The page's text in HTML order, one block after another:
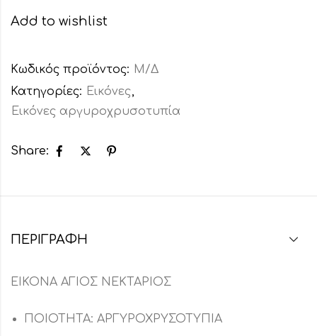
Add to wishlist
Κωδικός προϊόντος: Μ/Δ
Κατηγορίες: Εικόνες,
Εικόνες αργυροχρυσοτυπία
Share:
ΠΕΡΙΓΡΑΦΉ
ΕΙΚΟΝΑ ΑΓΙΟΣ ΝΕΚΤΑΡΙΟΣ
ΠΟΙΟΤΗΤΑ: ΑΡΓΥΡΟΧΡΥΣΟΤΥΠΙΑ